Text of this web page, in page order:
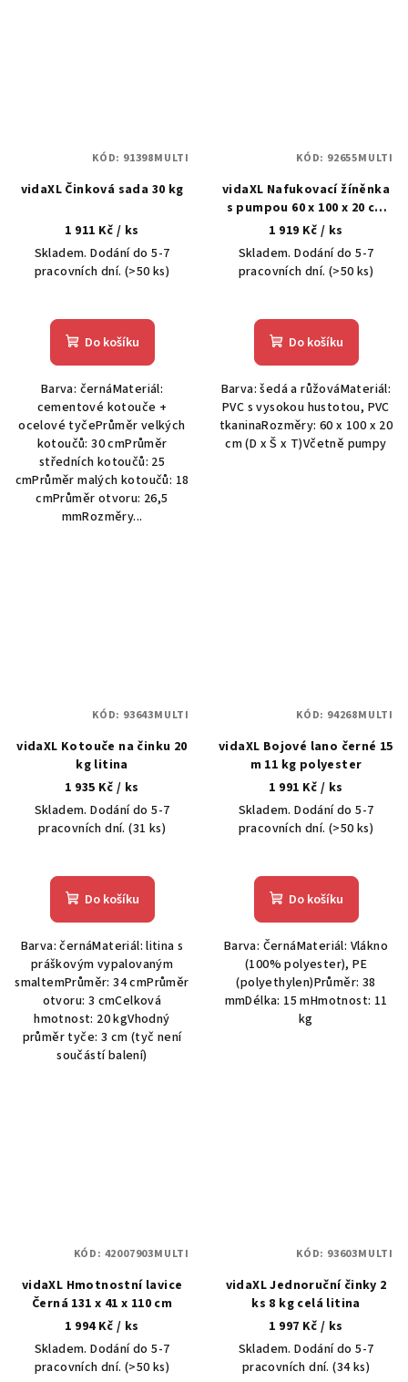
vidaXL Činková sada 30 kg
1 911 Kč / ks
Skladem. Dodání do 5-7
pracovních dní.(>50 ks)
Do košíku
Barva: černáMateriál:
cementové kotouče +
ocelové tyčePrůměr velkých
kotoučů: 30 cmPrůměr
středních kotoučů: 25
cmPrůměr malých kotoučů: 18
cmPrůměr otvoru: 26,5
mmRozměry...
KÓD: 91398MULTI
vidaXL Nafukovací žíněnka
s pumpou 60 x 100 x 20 cm
PVC růžová
1 919 Kč / ks
Skladem. Dodání do 5-7
pracovních dní.(>50 ks)
Do košíku
Barva: šedá a růžováMateriál:
PVC s vysokou hustotou, PVC
tkaninaRozměry: 60 x 100 x 20
cm (D x Š x T)Včetně pumpy
KÓD: 92655MULTI
vidaXL Kotouče na činku 20
kg litina
1 935 Kč / ks
Skladem. Dodání do 5-7
pracovních dní.(31 ks)
Do košíku
Barva: černáMateriál: litina s
práškovým vypalovaným
smaltemPrůměr: 34 cmPrůměr
otvoru: 3 cmCelková
hmotnost: 20 kgVhodný
průměr tyče: 3 cm (tyč není
součástí balení)
KÓD: 93643MULTI
vidaXL Bojové lano černé 15
m 11 kg polyester
1 991 Kč / ks
Skladem. Dodání do 5-7
pracovních dní.(>50 ks)
Do košíku
Barva: ČernáMateriál: Vlákno
(100% polyester), PE
(polyethylen)Průměr: 38
mmDélka: 15 mHmotnost: 11
kg
KÓD: 94268MULTI
vidaXL Hmotnostní lavice
Černá 131 x 41 x 110 cm
1 994 Kč / ks
Skladem. Dodání do 5-7
pracovních dní.(>50 ks)
KÓD: 42007903MULTI
vidaXL Jednoruční činky 2
ks 8 kg celá litina
1 997 Kč / ks
Skladem. Dodání do 5-7
pracovních dní.(34 ks)
KÓD: 93603MULTI